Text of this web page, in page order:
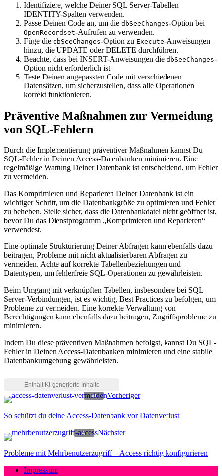
Identifiziere, welche Deiner SQL Server-Tabellen
IDENTITY-Spalten verwenden.
Passe Deinen Code an, um die dbSeeChanges-Option bei
OpenRecordset-Aufrufen zu verwenden.
Füge die dbSeeChanges-Option zu Execute-Anweisungen
hinzu, die UPDATE oder DELETE durchführen.
Beachte, dass bei INSERT-Anweisungen die dbSeeChanges-
Option nicht erforderlich ist.
Teste Deinen angepassten Code mit verschiedenen
Datensätzen, um sicherzustellen, dass alle Operationen
korrekt funktionieren.
Präventive Maßnahmen zur Vermeidung
von SQL-Fehlern
Durch die Implementierung präventiver Maßnahmen kannst Du
SQL-Fehler in Deinen Access-Datenbanken minimieren. Eine
regelmäßige Wartung Deiner Datenbank ist entscheidend, um Fehler
zu vermeiden.
Das Komprimieren und Reparieren Deiner Datenbank ist ein
wichtiger Schritt, um die Datenbankgröße zu optimieren und Fehler
zu beheben. Stelle sicher, dass die Datenbankdatei nicht geöffnet ist,
bevor Du das Dienstprogramm „Komprimieren und Reparieren“
verwendest.
Eine optimale Strukturierung Deiner Abfragen kann ebenfalls dazu
beitragen, Probleme mit nicht aktualisierbaren Abfragen zu
vermeiden. Achte auf korrekte Tabellenbeziehungen und
Datentypen, um fehlerfreie SQL-Operationen zu gewährleisten.
Beim Umgang mit verknüpften Tabellen, insbesondere bei SQL
Server-Verbindungen, ist es wichtig, Best Practices zu befolgen, um
Probleme zu vermeiden. Eine korrekte Verwaltung von
Berechtigungen kann ebenfalls dazu beitragen, Zugriffsprobleme zu
minimieren.
Indem Du diese präventiven Maßnahmen befolgst, kannst Du SQL-
Fehler in Deinen Access-Datenbanken minimieren und eine stabile
Datenbankumgebung gewährleisten.
Vorheriger
So schützt du deine Access-Datenbank vor Datenverlust
Nächster
Probleme mit Mehrbenutzerzugriff – Access richtig konfigurieren
Impressum